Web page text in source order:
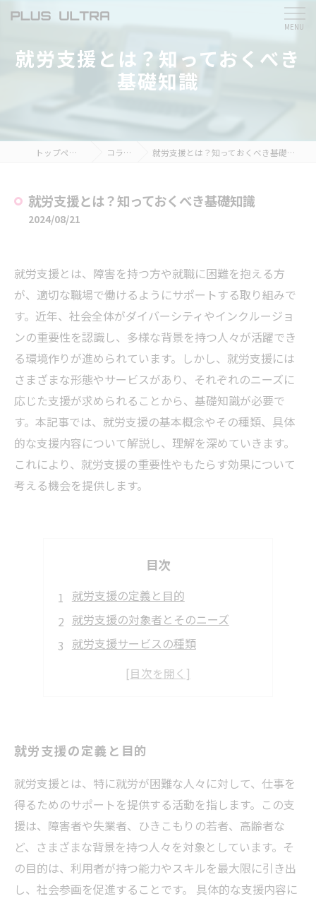
就労支援とは？知っておくべき
基礎知識
トップページ コラム 就労支援とは？知っておくべき基礎知識
就労支援とは？知っておくべき基礎知識
2024/08/21
就労支援とは、障害を持つ方や就職に困難を抱える方
が、適切な職場で働けるようにサポートする取り組みで
す。近年、社会全体がダイバーシティやインクルージョ
ンの重要性を認識し、多様な背景を持つ人々が活躍でき
る環境作りが進められています。しかし、就労支援には
さまざまな形態やサービスがあり、それぞれのニーズに
応じた支援が求められることから、基礎知識が必要で
す。本記事では、就労支援の基本概念やその種類、具体
的な支援内容について解説し、理解を深めていきます。
これにより、就労支援の重要性やもたらす効果について
考える機会を提供します。
目次
就労支援の定義と目的
就労支援の対象者とそのニーズ
就労支援サービスの種類
就労支援を受けるメリット
就労支援の定義と目的
就労支援とは、特に就労が困難な人々に対して、仕事を
得るためのサポートを提供する活動を指します。この支
援は、障害者や失業者、ひきこもりの若者、高齢者な
ど、さまざまな背景を持つ人々を対象としています。そ
の目的は、利用者が持つ能力やスキルを最大限に引き出
し、社会参画を促進することです。 具体的な支援内容に